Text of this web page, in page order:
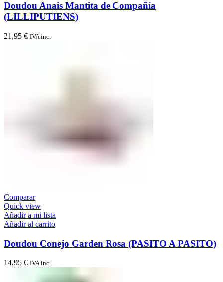
Doudou Anais Mantita de Compañía
(LILLIPUTIENS)
21,95 € IVA inc.
Comparar
Quick view
Añadir a mi lista
Añadir al carrito
Doudou Conejo Garden Rosa (PASITO A PASITO)
14,95 € IVA inc.